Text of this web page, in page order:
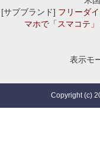
[サブブランド] フリーダ
マホで「スマコテ」
表示モ
Copyright (c)